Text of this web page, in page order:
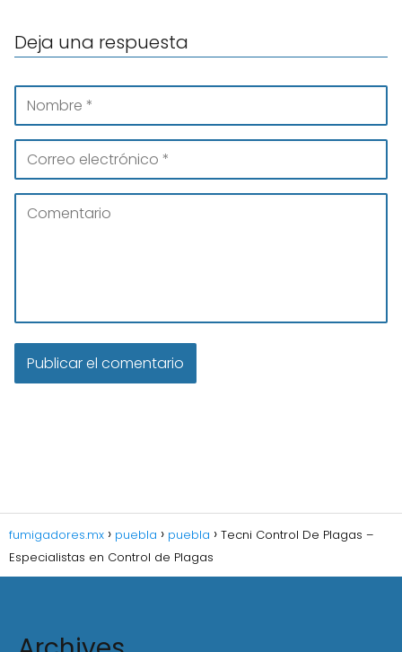
Deja una respuesta
fumigadores.mx puebla puebla
Tecni Control De Plagas –
Especialistas en Control de Plagas